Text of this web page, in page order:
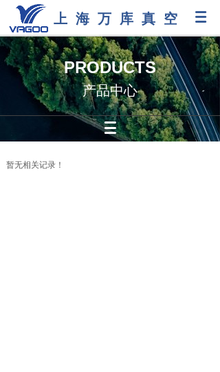
PRODUCTS
产品中心
暂无相关记录！
上海万库真空